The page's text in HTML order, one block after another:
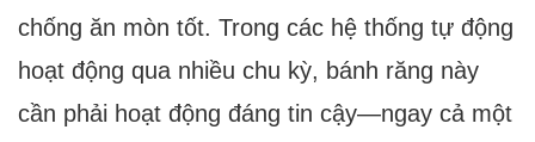
chống ăn mòn tốt. Trong các hệ thống tự động
hoạt động qua nhiều chu kỳ, bánh răng này
cần phải hoạt động đáng tin cậy—ngay cả một